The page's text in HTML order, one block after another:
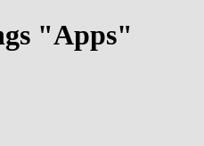
"Apps"